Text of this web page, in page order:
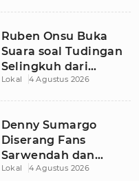
Ruben Onsu Buka
Suara soal Tudingan
Selingkuh dari
Sarwendah
Lokal 4 Agustus 2026
Denny Sumargo
Diserang Fans
Sarwendah dan
Ruben Onsu Usai
Lokal 4 Agustus 2026